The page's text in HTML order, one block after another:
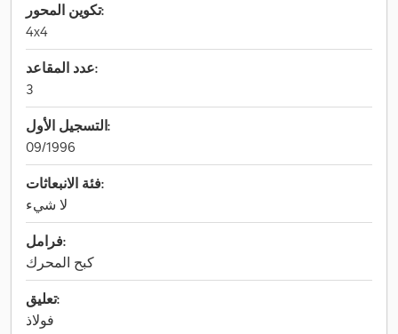
تكوين المحور:
4x4
عدد المقاعد:
3
التسجيل الأول:
09/1996
فئة الانبعاثات:
لا شيء
فرامل:
كبح المحرك
تعليق:
فولاذ